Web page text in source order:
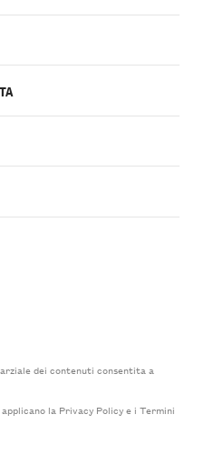
dei contenuti consentita a
la Privacy Policye i Termini